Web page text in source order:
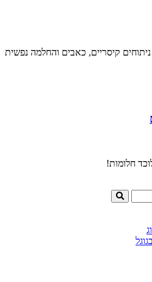
קיסריים, כאבים והחלמה נפשית
חלומות!